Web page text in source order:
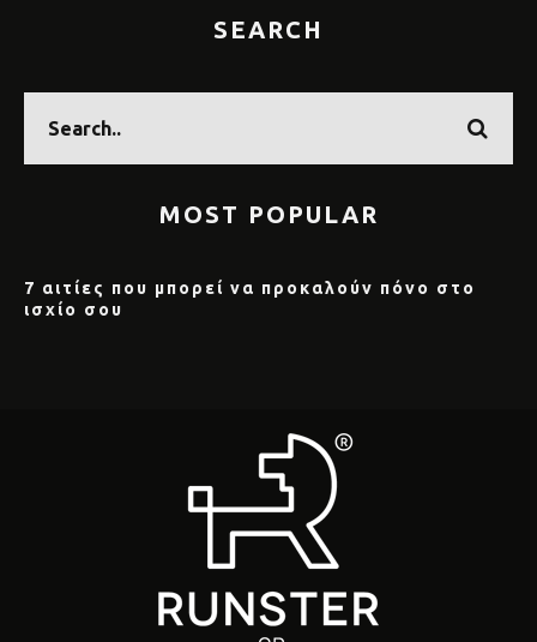
SEARCH
MOST POPULAR
7 αιτίες που μπορεί να προκαλούν πόνο στο
ισχίο σου